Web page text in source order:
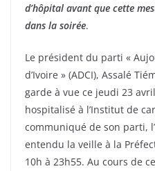
d’hôpital avant que cette
dans la soirée.
Le président du parti «
d’Ivoire » (ADCI), Assalé
garde à vue ce jeudi 23
hospitalisé à l’Institut de
communiqué de son parti,
entendu la veille à la
10h à 23h55. Au cours de